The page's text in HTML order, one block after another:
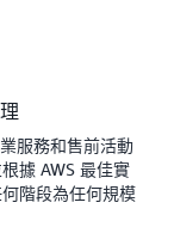
服務和售前活動
據 AWS 最佳實
階段為任何規模